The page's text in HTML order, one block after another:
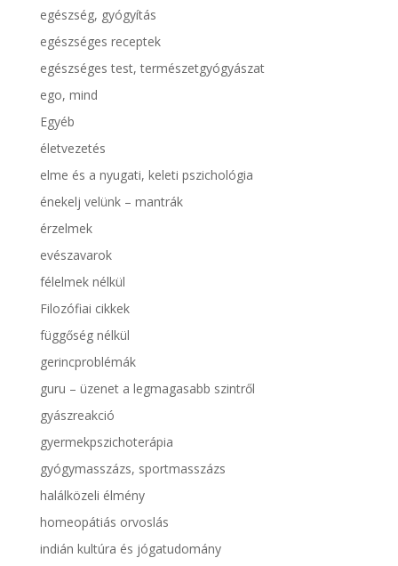
egészség, gyógyítás
egészséges receptek
egészséges test, természetgyógyászat
ego, mind
Egyéb
életvezetés
elme és a nyugati, keleti pszichológia
énekelj velünk – mantrák
érzelmek
evészavarok
félelmek nélkül
Filozófiai cikkek
függőség nélkül
gerincproblémák
guru – üzenet a legmagasabb szintről
gyászreakció
gyermekpszichoterápia
gyógymasszázs, sportmasszázs
halálközeli élmény
homeopátiás orvoslás
indián kultúra és jógatudomány